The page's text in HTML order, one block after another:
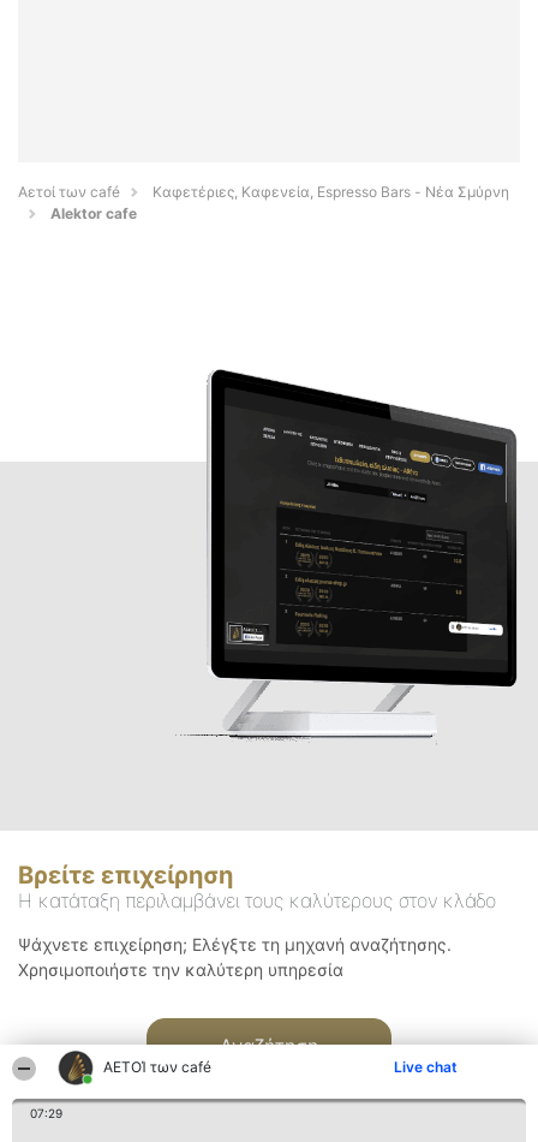
ΑΕΤΟΊ των café Live chat
07:29
Αετοί των café
Καφετέριες, Καφενεία, Espresso Bars - Νέα Σμύρνη
Alektor cafe
Βρείτε επιχείρηση
Η κατάταξη περιλαμβάνει τους καλύτερους στον κλάδο
Ψάχνετε επιχείρηση; Ελέγξτε τη μηχανή αναζήτησης.
Χρησιμοποιήστε την καλύτερη υπηρεσία
Αναζήτηση